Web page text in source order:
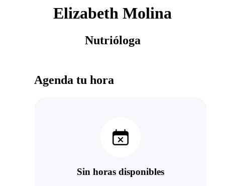
Elizabeth Molina
Nutrióloga
Agenda tu hora
Sin horas disponibles